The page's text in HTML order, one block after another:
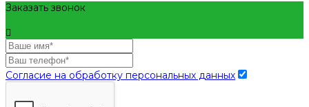
Заказать звонок
Согласие на обработку персональных данных